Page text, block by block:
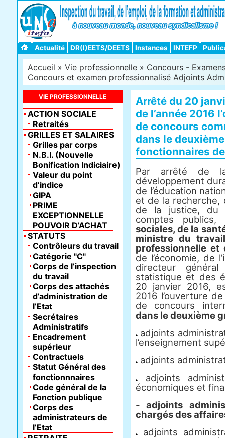
Actualité DR(I)EETS/DEETS Instances INTEFP
Accueil » Vie professionnelle » Concours -
Concours et examen professionnalisé Adjoints
Arrêté du 20
de l’année 2016
de concours
dans le
fonctionnaires
Par arrêté de
développement
de l’éducation
et de la recherche,
de la justice, du
comptes
sociales, de la
ministre du
professionnelle et
de l’économie, de
directeur
statistique et des
20 janvier 2016,
2016 l’ouverture
de concours
dans le deuxième
adjoints
l’enseignement
adjoints
adjoints
économiques et
- adjoints
chargés des
adjoints
VIE PROFESSIONNELLE
ACTION SOCIALE
Retraités
GRILLES ET SALAIRES
Grilles par corps
N.B.I. (Nouvelle
Bonification Indiciaire)
Valeur du point
d’indice
GIPA
PRIME
EXCEPTIONNELLE
POUVOIR D’ACHAT
STATUTS
Contrôleurs du travail
Catégorie "C"
Corps de l’inspection
du travail
Corps des attachés
d’administration de
l’Etat
Secrétaires
Administratifs
Encadrement
supérieur
Contractuels
Statut Général des
fonctionnnaires
Code général de la
Fonction publique
Corps des
administrateurs de
l’Etat